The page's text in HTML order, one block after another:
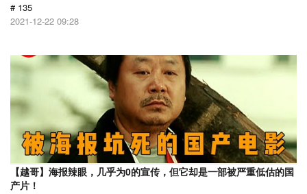
# 135
2021-12-22 09:28
【越哥】海报辣眼，几乎为0的宣传，但它却是一部被严重低估的国
产片！